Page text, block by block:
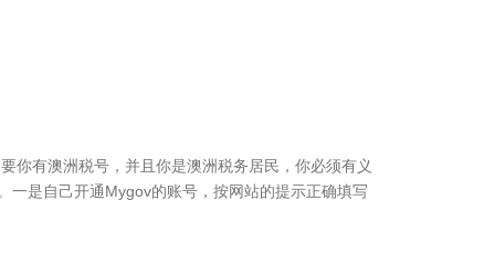
你有澳洲税号，并且你是澳洲税务居民，你必须有义
是自己开通Mygov的账号，按网站的提示正确填写